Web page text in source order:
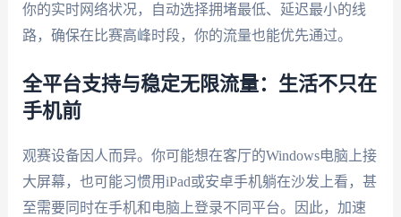
你的实时网络状况，自动选择拥堵最低、延迟最小的线
路，确保在比赛高峰时段，你的流量也能优先通过。
全平台支持与稳定无限流量：生活不只在
手机前
观赛设备因人而异。你可能想在客厅的Windows电脑上接
大屏幕，也可能习惯用iPad或安卓手机躺在沙发上看，甚
至需要同时在手机和电脑上登录不同平台。因此，加速